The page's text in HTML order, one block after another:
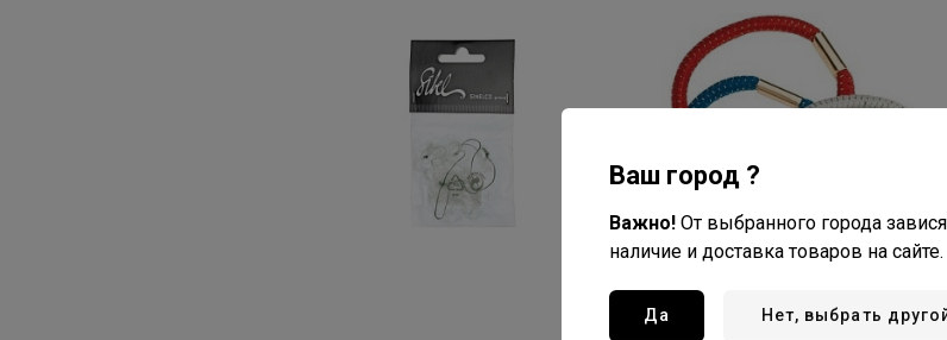
Ваш город ?
Важно! От выбранного города
наличие и доставка товаров на сайте.
Да Нет, выбрать